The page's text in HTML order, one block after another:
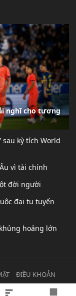
nghĩ cho tương
sau kỳ tích World
vì tài chính
đời người
đại tu tuyến
hoảng lớn
ĐIỀU KHOẢN